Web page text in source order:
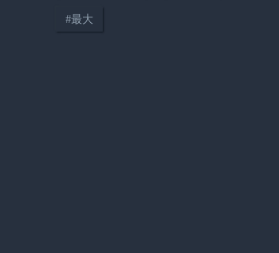
#最大